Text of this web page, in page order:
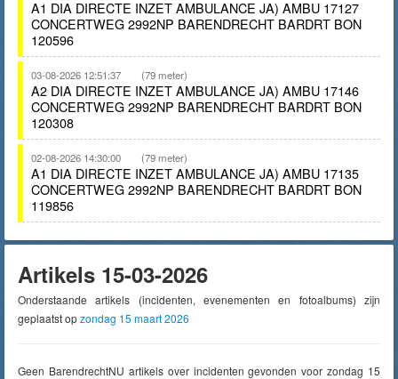
A1 DIA DIRECTE INZET AMBULANCE JA) AMBU 17127
CONCERTWEG 2992NP BARENDRECHT BARDRT BON
120596
03-08-2026 12:51:37 (79 meter)
A2 DIA DIRECTE INZET AMBULANCE JA) AMBU 17146
CONCERTWEG 2992NP BARENDRECHT BARDRT BON
120308
02-08-2026 14:30:00 (79 meter)
A1 DIA DIRECTE INZET AMBULANCE JA) AMBU 17135
CONCERTWEG 2992NP BARENDRECHT BARDRT BON
119856
Artikels 15-03-2026
Onderstaande artikels (incidenten, evenementen en fotoalbums) zijn
geplaatst opzondag 15 maart 2026
Geen BarendrechtNU artikels over incidenten gevonden voor zondag 15